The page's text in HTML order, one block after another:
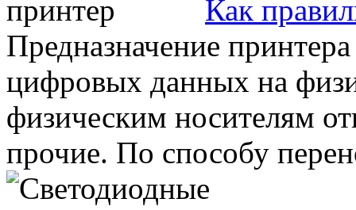
Как
Предназначение
цифровых данных на
физическим носителям
прочие. По способу